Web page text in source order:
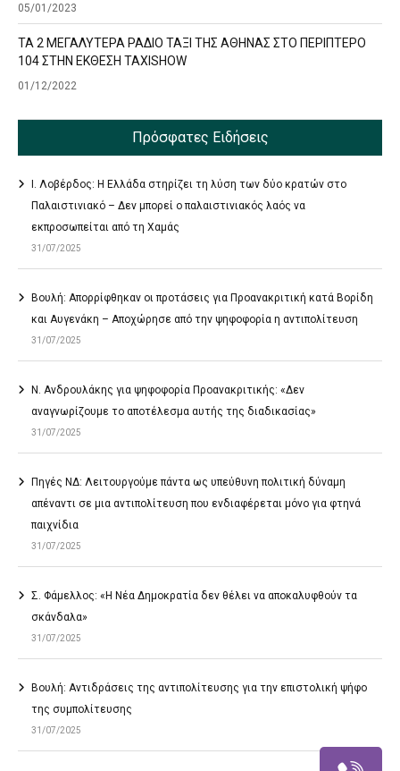
05/01/2023
ΤΑ 2 ΜΕΓΑΛΥΤΕΡΑ ΡΑΔΙΟ ΤΑΞΙ ΤΗΣ ΑΘΗΝΑΣ ΣΤΟ ΠΕΡΙΠΤΕΡΟ
104 ΣΤΗΝ ΕΚΘΕΣΗ TAXISHOW
01/12/2022
Πρόσφατες Ειδήσεις
Ι. Λοβέρδος: Η Ελλάδα στηρίζει τη λύση των δύο κρατών στο
Παλαιστινιακό – Δεν μπορεί ο παλαιστινιακός λαός να
εκπροσωπείται από τη Χαμάς
31/07/2025
Βουλή: Απορρίφθηκαν οι προτάσεις για Προανακριτική κατά Βορίδη
και Αυγενάκη – Αποχώρησε από την ψηφοφορία η αντιπολίτευση
31/07/2025
Ν. Ανδρουλάκης για ψηφοφορία Προανακριτικής: «Δεν
αναγνωρίζουμε το αποτέλεσμα αυτής της διαδικασίας»
31/07/2025
Πηγές ΝΔ: Λειτουργούμε πάντα ως υπεύθυνη πολιτική δύναμη
απέναντι σε μια αντιπολίτευση που ενδιαφέρεται μόνο για φτηνά
παιχνίδια
31/07/2025
Σ. Φάμελλος: «Η Νέα Δημοκρατία δεν θέλει να αποκαλυφθούν τα
σκάνδαλα»
31/07/2025
Βουλή: Αντιδράσεις της αντιπολίτευσης για την επιστολική ψήφο
της συμπολίτευσης
31/07/2025